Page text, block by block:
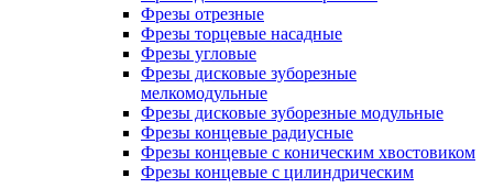
Фрезы отрезные
Фрезы торцевые насадные
Фрезы угловые
Фрезы дисковые зуборезные
мелкомодульные
Фрезы дисковые зуборезные модульные
Фрезы концевые радиусные
Фрезы концевые с коническим хвостовиком
Фрезы концевые с цилиндрическим